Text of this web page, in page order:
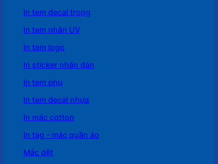
In tem decal trong
In tem nhãn UV
In tem logo
In sticker nhãn dán
In tem phụ
In tem decal nhựa
In mác cotton
In tag - mác quần áo
Mác dệt